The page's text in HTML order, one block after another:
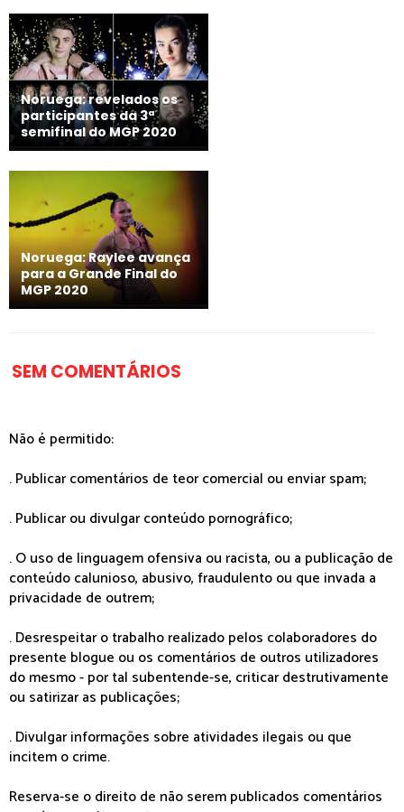
Noruega: revelados os
participantes da 3ª
semifinal do MGP 2020
Noruega: Raylee avança
para a Grande Final do
MGP 2020
SEM COMENTÁRIOS
Não é permitido:
. Publicar comentários de teor comercial ou enviar spam;
. Publicar ou divulgar conteúdo pornográfico;
. O uso de linguagem ofensiva ou racista, ou a publicação de
conteúdo calunioso, abusivo, fraudulento ou que invada a
privacidade de outrem;
. Desrespeitar o trabalho realizado pelos colaboradores do
presente blogue ou os comentários de outros utilizadores
do mesmo - por tal subentende-se, criticar destrutivamente
ou satirizar as publicações;
. Divulgar informações sobre atividades ilegais ou que
incitem o crime.
Reserva-se o direito de não serem publicados comentários